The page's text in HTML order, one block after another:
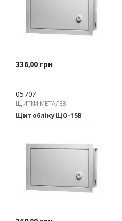
Ціна
336,00 грн
05707
ЩИТКИ МЕТАЛЕВІ
Щит обліку ЩО-15В